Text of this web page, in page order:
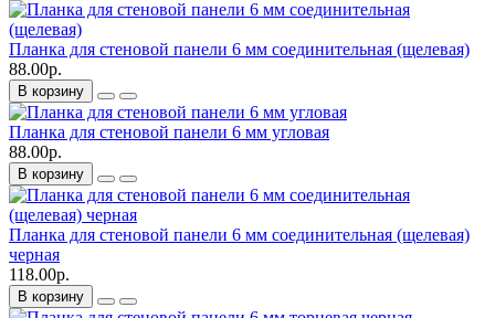
Планка для стеновой панели 6 мм соединительная (щелевая)
88.00р.
В корзину
Планка для стеновой панели 6 мм угловая
88.00р.
В корзину
Планка для стеновой панели 6 мм соединительная (щелевая)
черная
118.00р.
В корзину